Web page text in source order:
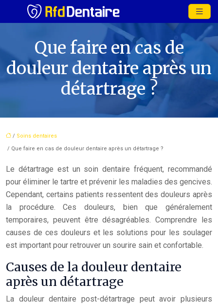
Que faire en cas de
douleur dentaire après un
détartrage ?
/ Soins dentaires
/ Que faire en cas de douleur dentaire après un détartrage ?
Le détartrage est un soin dentaire fréquent, recommandé
pour éliminer le tartre et prévenir les maladies des gencives.
Cependant, certains patients ressentent des douleurs après
la procédure. Ces douleurs, bien que généralement
temporaires, peuvent être désagréables. Comprendre les
causes de ces douleurs et les solutions pour les soulager
est important pour retrouver un sourire sain et confortable.
Causes de la douleur dentaire
après un détartrage
La douleur dentaire post-détartrage peut avoir plusieurs